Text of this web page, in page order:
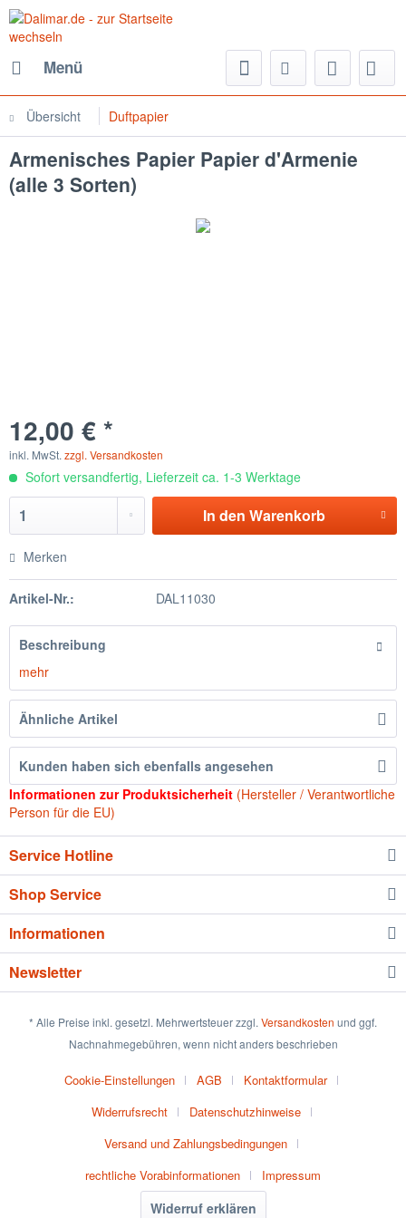
Menü
Übersicht Duftpapier
Armenisches Papier Papier d'Armenie
(alle 3 Sorten)
12,00 € *
inkl. MwSt. zzgl. Versandkosten
Sofort versandfertig, Lieferzeit ca. 1-3 Werktage
In den Warenkorb
Merken
Artikel-Nr.: DAL11030
Beschreibung
mehr
Ähnliche Artikel
Kunden haben sich ebenfalls angesehen
Informationen zur Produktsicherheit (Hersteller / Verantwortliche
Person für die EU)
Service Hotline
Shop Service
Informationen
Newsletter
* Alle Preise inkl. gesetzl. Mehrwertsteuer zzgl. Versandkosten und ggf.
Nachnahmegebühren, wenn nicht anders beschrieben
Cookie-Einstellungen AGB
Kontaktformular
Widerrufsrecht
Datenschutzhinweise
Versand und Zahlungsbedingungen
rechtliche Vorabinformationen
Impressum
Widerruf erklären